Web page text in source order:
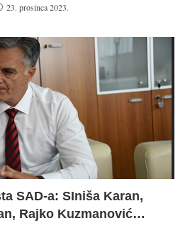
23. prosinca 2023.
SAD-a: SIniša Karan,
Rajko Kuzmanović…